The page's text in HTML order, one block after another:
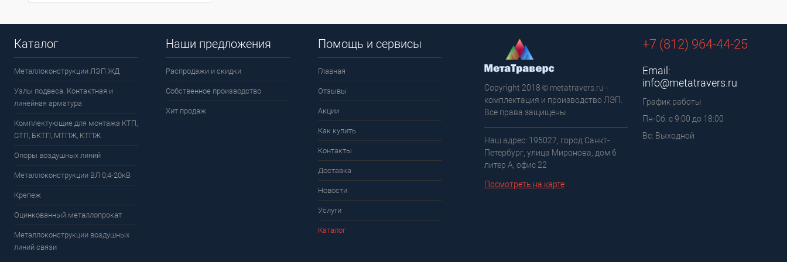
Каталог
Металлоконструкции ЛЭП ЖД
Узлы подвеса. Контактная и
линейная арматура
Комплектующие для монтажа КТП,
СТП, БКТП, МТПЖ, КТПЖ
Опоры воздушных линий
Металлоконструкции ВЛ 0,4-20кВ
Крепеж
Оцинкованный металлопрокат
Металлоконструкции воздушных
линий связи
Наши предложения
Распродажи и скидки
Собственное производство
Хит продаж
Помощь и сервисы
Главная
Отзывы
Акции
Как купить
Контакты
Доставка
Новости
Услуги
Каталог
Copyright 2018 © metatravers.ru -
комплектация и производство ЛЭП.
Все права защищены.
Наш адрес: 195027, город Санкт-
Петербург, улица Миронова, дом 6
литер А, офис 22
Посмотреть на карте
+7 (812) 964-44-25
Email:
info@metatravers.ru
График работы
Пн-Сб: с 9:00 до 18:00
Вс: Выходной